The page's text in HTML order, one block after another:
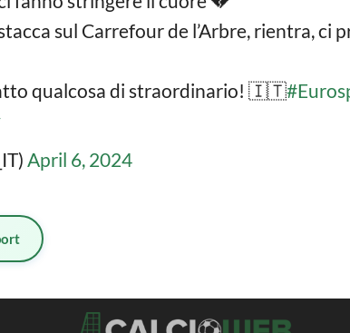
sul Carrefour de l’Arbre, rientra, ci
qualcosa di straordinario! 🇮🇹
April 6, 2024